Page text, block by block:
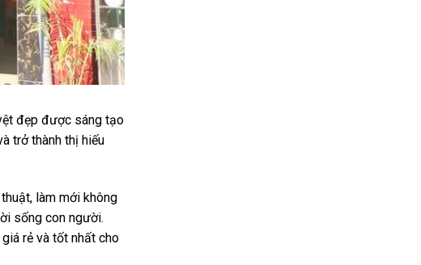
đẹp được sáng tạo
trở thành thị hiếu
làm mới không
sống con người.
rẻ và tốt nhất cho